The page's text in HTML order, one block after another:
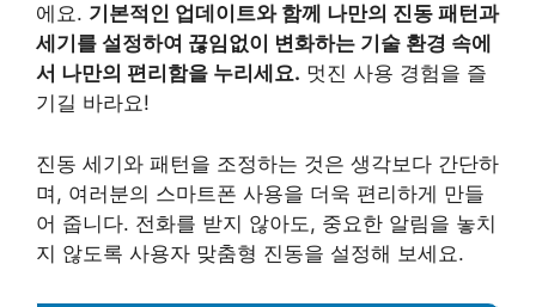
에요. 기본적인 업데이트와 함께 나만의 진동 패턴과
세기를 설정하여 끊임없이 변화하는 기술 환경 속에
서 나만의 편리함을 누리세요. 멋진 사용 경험을 즐
기길 바라요!
진동 세기와 패턴을 조정하는 것은 생각보다 간단하
며, 여러분의 스마트폰 사용을 더욱 편리하게 만들
어 줍니다. 전화를 받지 않아도, 중요한 알림을 놓치
지 않도록 사용자 맞춤형 진동을 설정해 보세요.